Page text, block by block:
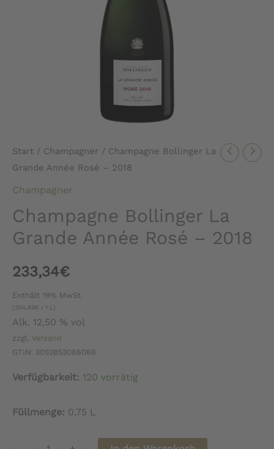
Start / Champagner / Champagne Bollinger La
Grande Année Rosé – 2018
Champagner
Champagne Bollinger La
Grande Année Rosé – 2018
233,34€
Enthält 19% MwSt.
(304,89€ / 1 L)
Alk. 12,50 % vol
zzgl. Versand
GTIN: 3052853086066
Verfügbarkeit: 120 vorrätig
Füllmenge: 0,75 L
Champagne